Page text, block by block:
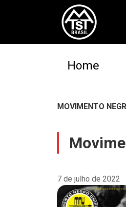
Home
MOVIMENTO
7 de julho de 2022